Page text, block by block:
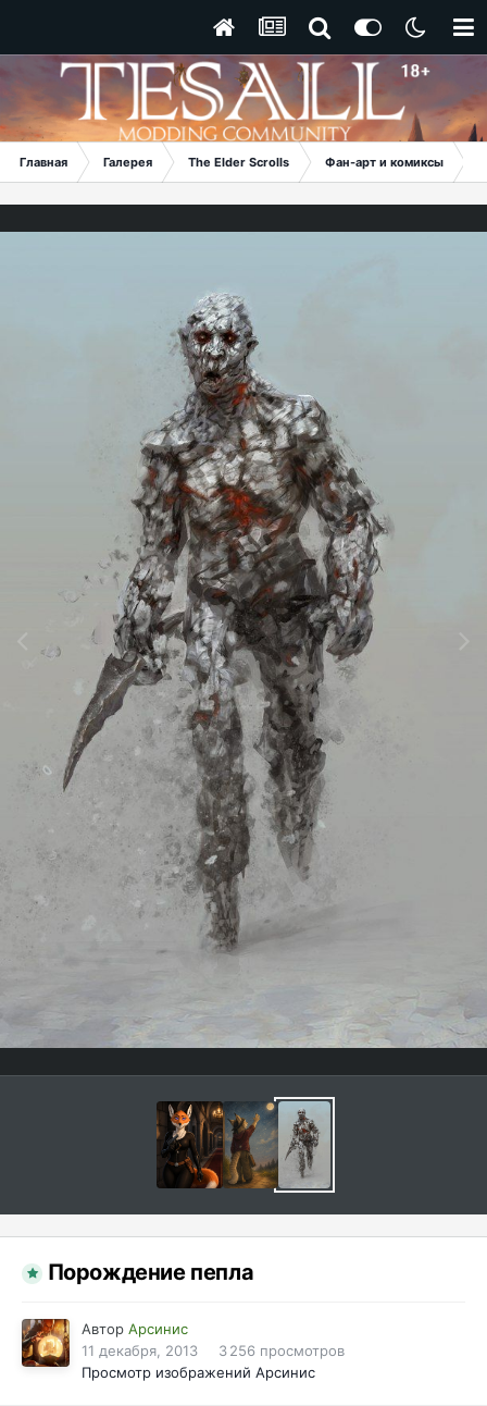
Главная Галерея The Elder Scrolls Фан-арт и комиксы
Порождение пепла
Автор Арсинис
11 декабря, 2013
3 256 просмотров
Просмотр изображений Арсинис